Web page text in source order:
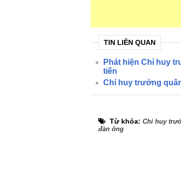
TIN LIÊN QUAN
Phát hiện Chỉ huy
tiến
Chỉ huy trưởng
Từ khóa: Chỉ huy
đàn ông